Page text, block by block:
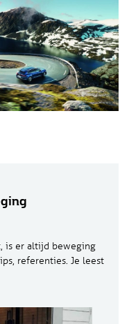
is er altijd beweging
referenties. Je leest